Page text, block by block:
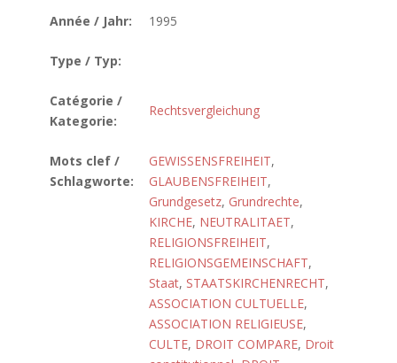
Année / Jahr: 1995
Type / Typ:
Catégorie /
Kategorie:
Rechtsvergleichung
Mots clef /
Schlagworte:
GEWISSENSFREIHEIT,
GLAUBENSFREIHEIT,
Grundgesetz, Grundrechte,
KIRCHE, NEUTRALITAET,
RELIGIONSFREIHEIT,
RELIGIONSGEMEINSCHAFT,
Staat, STAATSKIRCHENRECHT,
ASSOCIATION CULTUELLE,
ASSOCIATION RELIGIEUSE,
CULTE, DROIT COMPARE, Droit